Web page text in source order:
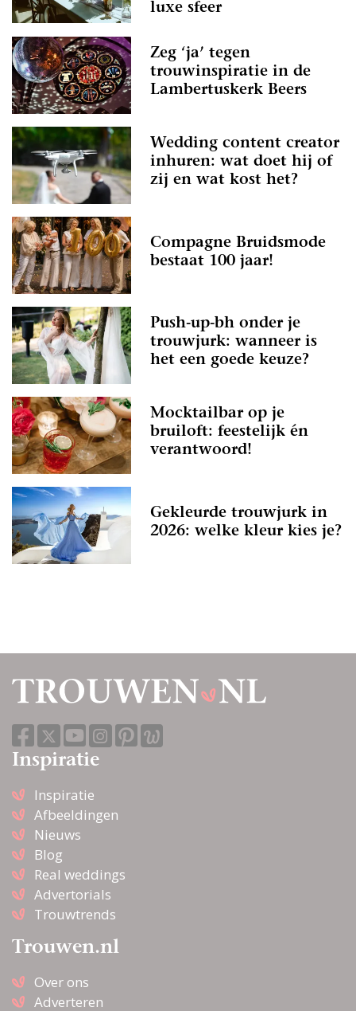
luxe sfeer
Zeg ‘ja’ tegen
trouwinspiratie in de
Lambertuskerk Beers
Wedding content creator
inhuren: wat doet hij of
zij en wat kost het?
Compagne Bruidsmode
bestaat 100 jaar!
Push-up-bh onder je
trouwjurk: wanneer is
het een goede keuze?
Mocktailbar op je
bruiloft: feestelijk én
verantwoord!
Gekleurde trouwjurk in
2026: welke kleur kies je?
Inspiratie
Inspiratie
Afbeeldingen
Nieuws
Blog
Real weddings
Advertorials
Trouwtrends
Trouwen.nl
Over ons
Adverteren